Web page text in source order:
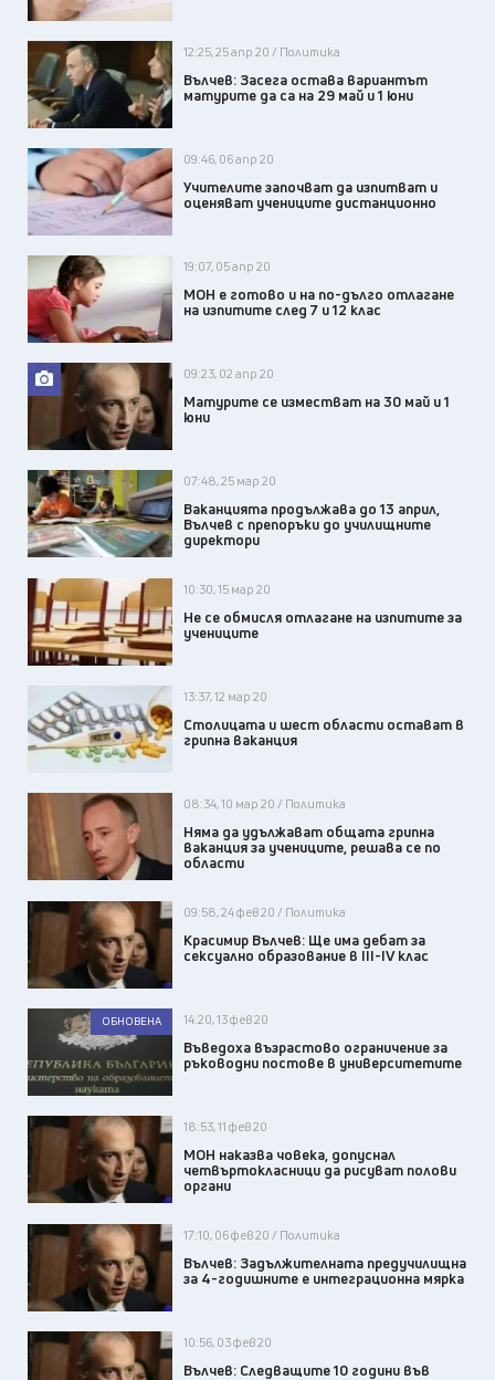
12:25, 25 апр 20 / Политика
Вълчев: Засега остава вариантът
матурите да са на 29 май и 1 юни
09:46, 06 апр 20
Учителите започват да изпитват и
оценяват учениците дистанционно
19:07, 05 апр 20
МОН е готово и на по-дълго отлагане
на изпитите след 7 и 12 клас
09:23, 02 апр 20
Матурите се изместват на 30 май и 1
юни
07:48, 25 мар 20
Ваканцията продължава до 13 април,
Вълчев с препоръки до училищните
директори
10:30, 15 мар 20
Не се обмисля отлагане на изпитите за
учениците
13:37, 12 мар 20
Столицата и шест области остават в
грипна ваканция
08:34, 10 мар 20 / Политика
Няма да удължават общата грипна
ваканция за учениците, решава се по
области
09:58, 24 фев 20 / Политика
Красимир Вълчев: Ще има дебат за
сексуално образование в III-IV клас
ОБНОВЕНА 14:20, 13 фев 20
Въведоха възрастово ограничение за
ръководни постове в университетите
18:53, 11 фев 20
МОН наказва човека, допуснал
четвъртокласници да рисуват полови
органи
17:10, 06 фев 20 / Политика
Вълчев: Задължителната предучилищна
за 4-годишните е интеграционна мярка
10:56, 03 фев 20
Вълчев: Следващите 10 години във